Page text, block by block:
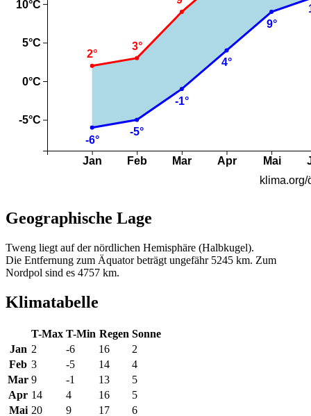
Geographische Lage
Tweng liegt auf der nördlichen Hemisphäre (Halbkugel).
Die Entfernung zum Äquator beträgt ungefähr 5245 km. Zum
Nordpol sind es 4757 km.
Klimatabelle
T-Max T-Min Regen Sonne
Jan 2 -6 16
2
Feb 3 -5 14
4
Mar 9 -1 13
5
Apr 14 4 16
5
Mai 20 9 17 6